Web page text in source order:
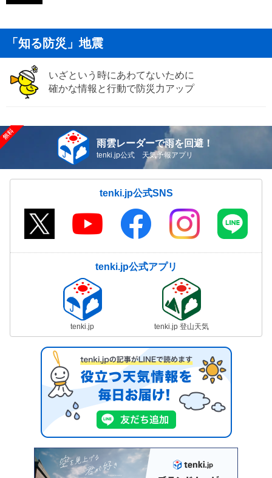
「知る防災」地震
いざという時にあわてないために
確かな情報と行動で防災力アップ
雨雲レーダーで雨を回避！
tenki.jp公式 天気予報アプリ
tenki.jp公式SNS
tenki.jp公式アプリ
tenki.jp tenki.jp 登山天気